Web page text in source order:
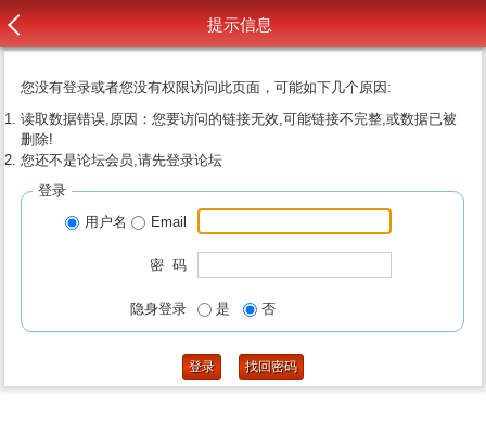
提示信息
您没有登录或者您没有权限访问此页面，可能如下几个原因:
读取数据错误,原因：您要访问的链接无效,可能链接不完整,或数据已被
删除!
您还不是论坛会员,请先登录论坛
登录
用户名
Email
密 码
隐身登录 是 否